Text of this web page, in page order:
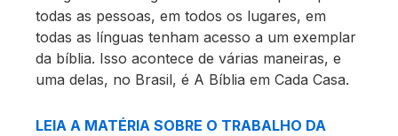
todas as pessoas, em todos os lugares, em
todas as línguas tenham acesso a um exemplar
da bíblia. Isso acontece de várias maneiras, e
uma delas, no Brasil, é A Bíblia em Cada Casa.
LEIA A MATÉRIA SOBRE O TRABALHO DA